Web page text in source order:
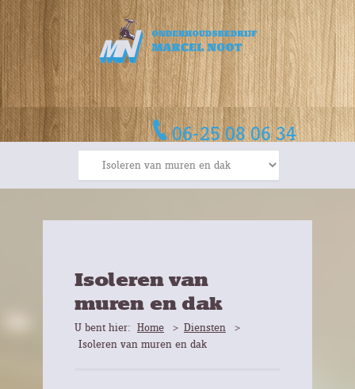
06-25 08 06 34
Isoleren van
muren en dak
U bent hier: Home
Diensten
Isoleren van muren en dak